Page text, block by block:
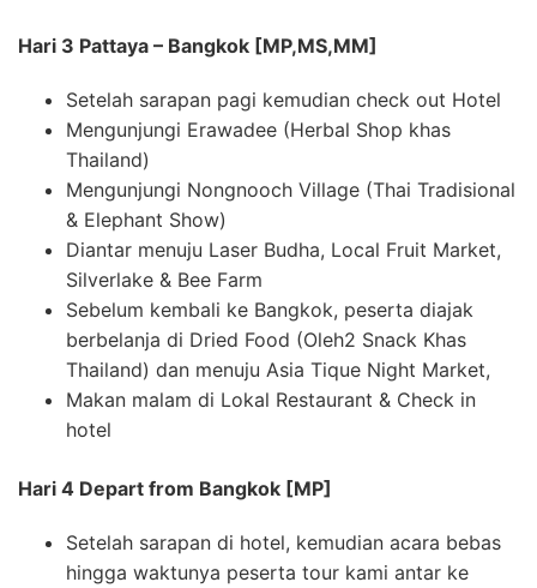
Hari 3 Pattaya – Bangkok [MP,MS,MM]
Setelah sarapan pagi kemudian check out Hotel
Mengunjungi Erawadee (Herbal Shop khas
Thailand)
Mengunjungi Nongnooch Village (Thai Tradisional
& Elephant Show)
Diantar menuju Laser Budha, Local Fruit Market,
Silverlake & Bee Farm
Sebelum kembali ke Bangkok, peserta diajak
berbelanja di Dried Food (Oleh2 Snack Khas
Thailand) dan menuju Asia Tique Night Market,
Makan malam di Lokal Restaurant & Check in
hotel
Hari 4 Depart from Bangkok [MP]
Setelah sarapan di hotel, kemudian acara bebas
hingga waktunya peserta tour kami antar ke